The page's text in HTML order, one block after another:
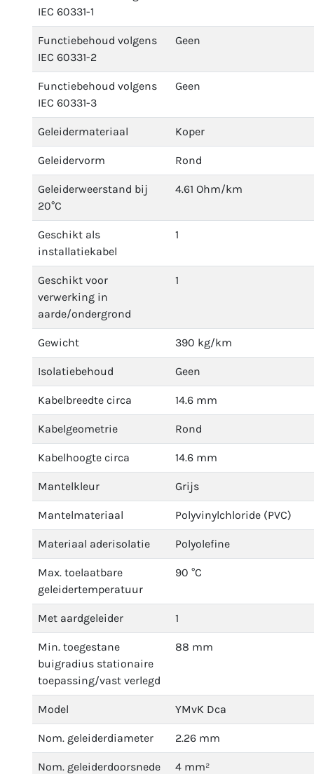
IEC 60331-1
Functiebehoud volgens
IEC 60331-2
Geen
Functiebehoud volgens
IEC 60331-3
Geen
Geleidermateriaal Koper
Geleidervorm Rond
Geleiderweerstand bij
20°C
4.61 Ohm/km
Geschikt als
installatiekabel
1
Geschikt voor
verwerking in
aarde/ondergrond
1
Gewicht 390 kg/km
Isolatiebehoud Geen
Kabelbreedte circa 14.6 mm
Kabelgeometrie Rond
Kabelhoogte circa 14.6 mm
Mantelkleur Grijs
Mantelmateriaal Polyvinylchloride (PVC)
Materiaal aderisolatie Polyolefine
Max. toelaatbare
geleidertemperatuur
90 °C
Met aardgeleider 1
Min. toegestane
buigradius stationaire
toepassing/vast verlegd
88 mm
Model YMvK Dca
Nom. geleiderdiameter 2.26 mm
Nom. geleiderdoorsnede 4 mm²